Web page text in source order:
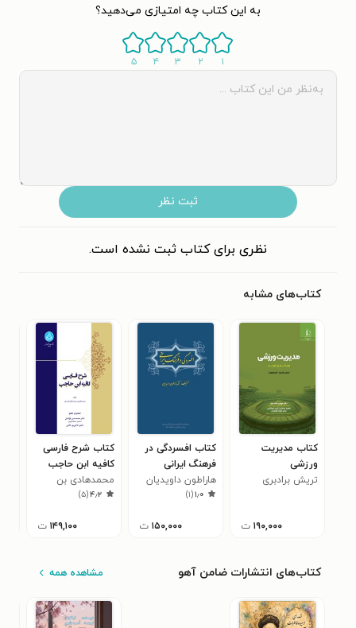
به این کتاب چه امتیازی می‌دهید؟
۱ ۲ ۳ ۴ ۵
ثبت نظر
نظری برای کتاب ثبت نشده است.
کتاب‌های مشابه
کتاب مدیریت
ورزشی
تریش برادبری
۱۹۰,۰۰۰ ت
کتاب افسردگی در
فرهنگ ایرانی
هاراطون داویدیان
۱٫۰(۱)
۱۵۰,۰۰۰ ت
کتاب شرح فارسی
کافیه ابن حاجب
محمدهادی بن
محمدصالح مازندرانی
۴٫۲(۵)
۱۴۹,۱۰۰ ت
کتاب‌های انتشارات ضامن آهو مشاهده همه